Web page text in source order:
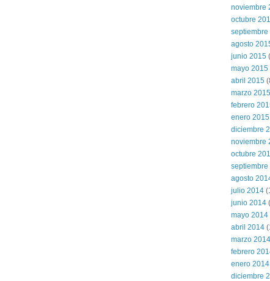
noviembre
octubre
septiembre
agosto
junio 2015
mayo 2015
abril 2015
marzo 2015
febrero
enero 2015
diciembre
noviembre
octubre
septiembre
agosto
julio 2014
junio 2014
mayo 2014
abril 2014
marzo 2014
febrero
enero 2014
diciembre